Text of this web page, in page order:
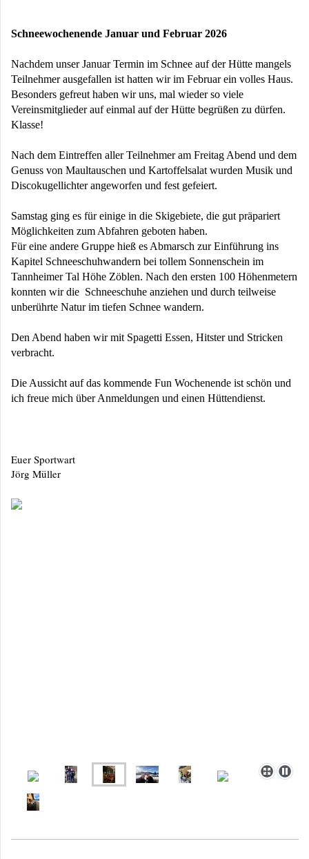
Schneewochenende Januar und Februar 2026
Nachdem unser Januar Termin im Schnee auf der Hütte mangels
Teilnehmer ausgefallen ist hatten wir im Februar ein volles Haus.
Besonders gefreut haben wir uns, mal wieder so viele
Vereinsmitglieder auf einmal auf der Hütte begrüßen zu dürfen.
Klasse!
Nach dem Eintreffen aller Teilnehmer am Freitag Abend und dem
Genuss von Maultauschen und Kartoffelsalat wurden Musik und
Discokugellichter angeworfen und fest gefeiert.
Samstag ging es für einige in die Skigebiete, die gut präpariert
Möglichkeiten zum Abfahren geboten haben.
Für eine andere Gruppe hieß es Abmarsch zur Einführung ins
Kapitel Schneeschuhwandern bei tollem Sonnenschein im
Tannheimer Tal Höhe Zöblen. Nach den ersten 100 Höhenmetern
konnten wir die Schneeschuhe anziehen und durch teilweise
unberührte Natur im tiefen Schnee wandern.
Den Abend haben wir mit Spagetti Essen, Hitster und Stricken
verbracht.
Die Aussicht auf das kommende Fun Wochenende ist schön und
ich freue mich über Anmeldungen und einen Hüttendienst.
Euer Sportwart
Jörg Müller